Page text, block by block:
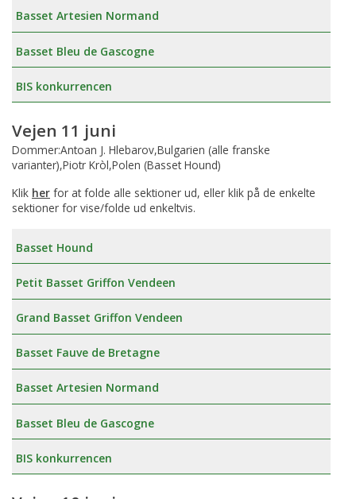
Basset Artesien Normand
Basset Bleu de Gascogne
BIS konkurrencen
Vejen 11 juni
Dommer:Antoan J. Hlebarov,Bulgarien (alle franske
varianter),Piotr Kròl,Polen (Basset Hound)
Klik her for at folde alle sektioner ud, eller klik på de enkelte
sektioner for vise/folde ud enkeltvis.
Basset Hound
Petit Basset Griffon Vendeen
Grand Basset Griffon Vendeen
Basset Fauve de Bretagne
Basset Artesien Normand
Basset Bleu de Gascogne
BIS konkurrencen